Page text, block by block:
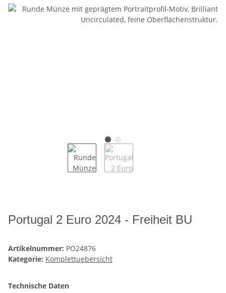
Portugal 2 Euro 2024 - Freiheit BU
Artikelnummer: PO24876
Kategorie: Komplettuebersicht
Technische Daten